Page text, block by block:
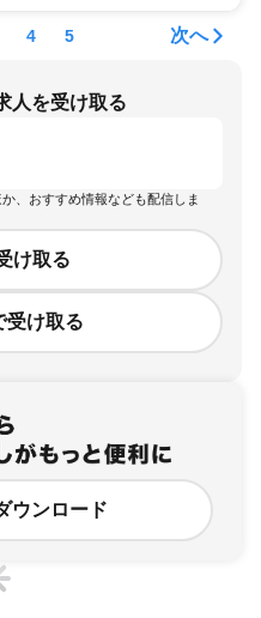
4 5 次へ
人を受け取る
、おすすめ情報なども配信しま
け取る
受け取る
ウンロード